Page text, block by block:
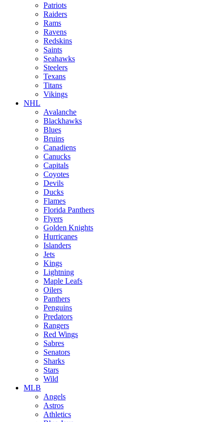
Patriots
Raiders
Rams
Ravens
Redskins
Saints
Seahawks
Steelers
Texans
Titans
Vikings
NHL
Avalanche
Blackhawks
Blues
Bruins
Canadiens
Canucks
Capitals
Coyotes
Devils
Ducks
Flames
Florida Panthers
Flyers
Golden Knights
Hurricanes
Islanders
Jets
Kings
Lightning
Maple Leafs
Oilers
Panthers
Penguins
Predators
Rangers
Red Wings
Sabres
Senators
Sharks
Stars
Wild
MLB
Angels
Astros
Athletics